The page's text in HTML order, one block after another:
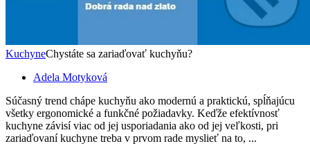
KuchyneChystáte sa zariaďovať kuchyňu?
Adela Motyková
Súčasný trend chápe kuchyňu ako modernú a praktickú, spĺňajúcu
všetky ergonomické a funkčné požiadavky. Keďže efektívnosť
kuchyne závisí viac od jej usporiadania ako od jej veľkosti, pri
zariaďovaní kuchyne treba v prvom rade myslieť na to, ...